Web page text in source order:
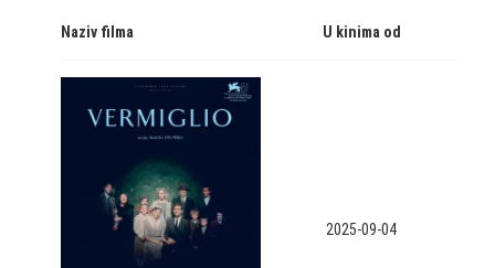
Naziv filma U kinima od
2025-09-04